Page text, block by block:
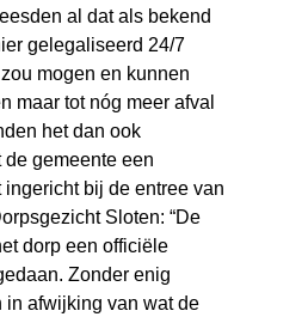
al dat als bekend
gelegaliseerd 24/7
mogen en kunnen
maar tot nóg meer afval
het dan ook
gemeente een
bij de entree van
Sloten: “De
dorp een officiële
Zonder enig
in afwijking van wat de